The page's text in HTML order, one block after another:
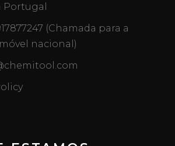
Portugal
(Chamada para a
nacional)